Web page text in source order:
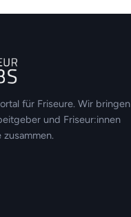
für Friseure. Wir bringen
und Friseur:innen
zusammen.